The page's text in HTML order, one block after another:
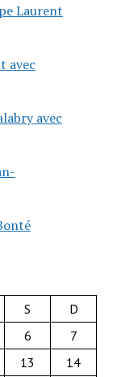
Laurent
avec
avec
S
D
6
7
13 14